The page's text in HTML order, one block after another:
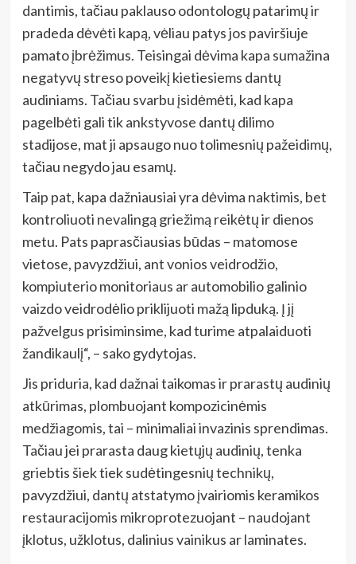
dantimis, tačiau paklauso odontologų patarimų ir
pradeda dėvėti kapą, vėliau patys jos paviršiuje
pamato įbrėžimus. Teisingai dėvima kapa sumažina
negatyvų streso poveikį kietiesiems dantų
audiniams. Tačiau svarbu įsidėmėti, kad kapa
pagelbėti gali tik ankstyvose dantų dilimo
stadijose, mat ji apsaugo nuo tolimesnių pažeidimų,
tačiau negydo jau esamų.
Taip pat, kapa dažniausiai yra dėvima naktimis, bet
kontroliuoti nevalingą griežimą reikėtų ir dienos
metu. Pats paprasčiausias būdas – matomose
vietose, pavyzdžiui, ant vonios veidrodžio,
kompiuterio monitoriaus ar automobilio galinio
vaizdo veidrodėlio priklijuoti mažą lipduką. Į jį
pažvelgus prisiminsime, kad turime atpalaiduoti
žandikaulį“, – sako gydytojas.
Jis priduria, kad dažnai taikomas ir prarastų audinių
atkūrimas, plombuojant kompozicinėmis
medžiagomis, tai – minimaliai invazinis sprendimas.
Tačiau jei prarasta daug kietųjų audinių, tenka
griebtis šiek tiek sudėtingesnių technikų,
pavyzdžiui, dantų atstatymo įvairiomis keramikos
restauracijomis mikroprotezuojant – naudojant
įklotus, užklotus, dalinius vainikus ar laminates.